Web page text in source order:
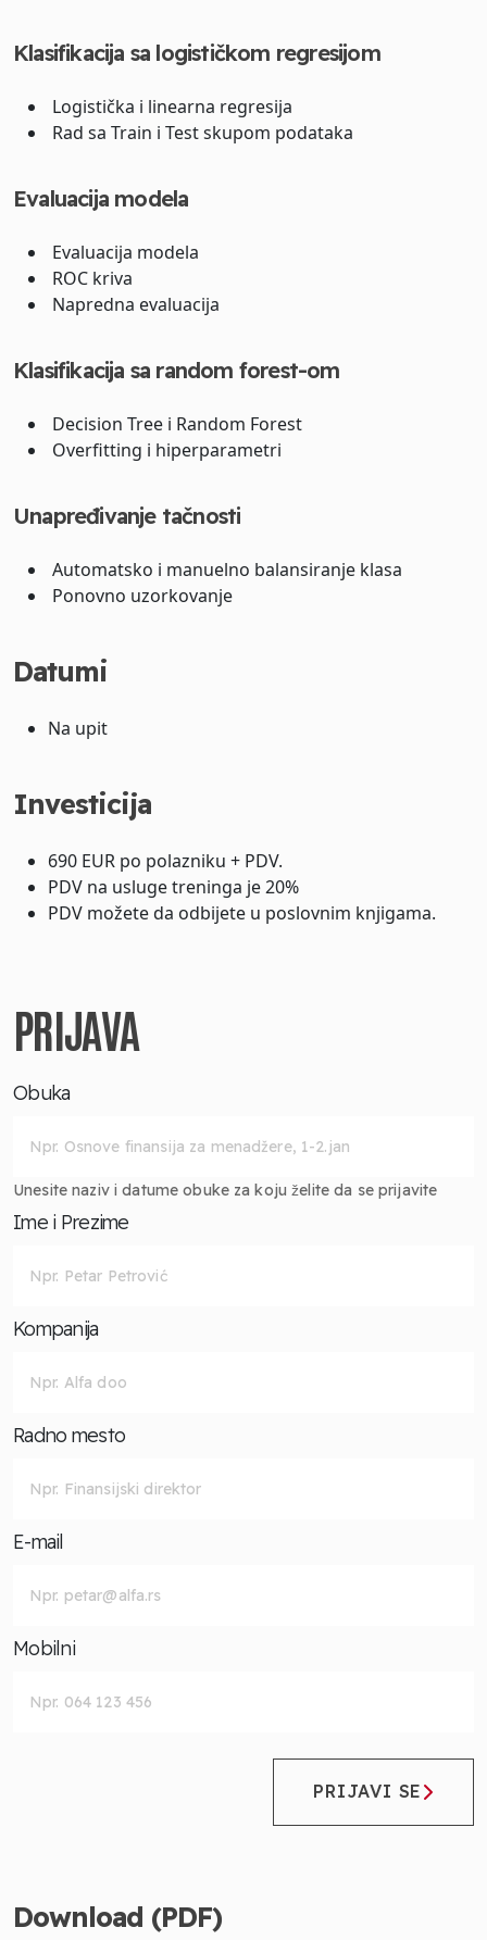
Klasifikacija sa logističkom regresijom
Logistička i linearna regresija
Rad sa Train i Test skupom podataka
Evaluacija modela
Evaluacija modela
ROC kriva
Napredna evaluacija
Klasifikacija sa random forest-om
Decision Tree i Random Forest
Overfitting i hiperparametri
Unapređivanje tačnosti
Automatsko i manuelno balansiranje klasa
Ponovno uzorkovanje
Datumi
Na upit
Investicija
690 EUR po polazniku + PDV.
PDV na usluge treninga je 20%
PDV možete da odbijete u poslovnim knjigama.
PRIJAVA
Obuka
Unesite naziv i datume obuke za koju želite da se prijavite
Ime i Prezime
Kompanija
Radno mesto
E-mail
Mobilni
PRIJAVI SE
Download (PDF)